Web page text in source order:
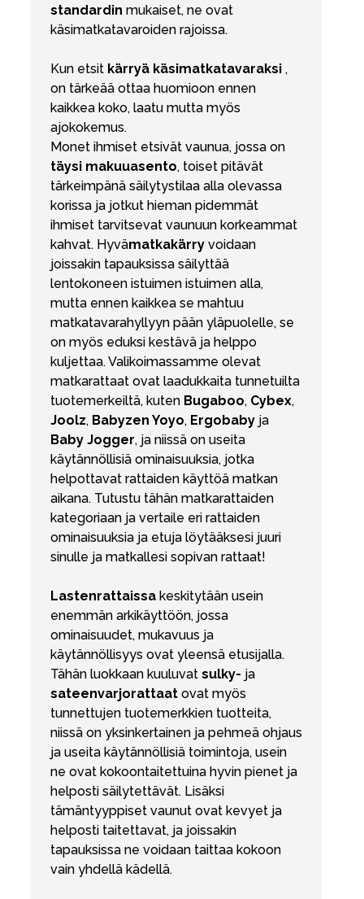
standardin mukaiset, ne ovat
käsimatkatavaroiden rajoissa.
Kun etsit kärryä käsimatkatavaraksi ,
on tärkeää ottaa huomioon ennen
kaikkea koko, laatu mutta myös
ajokokemus.
Monet ihmiset etsivät vaunua, jossa on
täysi makuuasento, toiset pitävät
tärkeimpänä säilytystilaa alla olevassa
korissa ja jotkut hieman pidemmät
ihmiset tarvitsevat vaunuun korkeammat
kahvat. Hyvämatkakärry voidaan
joissakin tapauksissa säilyttää
lentokoneen istuimen istuimen alla,
mutta ennen kaikkea se mahtuu
matkatavarahyllyyn pään yläpuolelle, se
on myös eduksi kestävä ja helppo
kuljettaa. Valikoimassamme olevat
matkarattaat ovat laadukkaita tunnetuilta
tuotemerkeiltä, kuten Bugaboo, Cybex,
Joolz, Babyzen Yoyo, Ergobaby ja
Baby Jogger, ja niissä on useita
käytännöllisiä ominaisuuksia, jotka
helpottavat rattaiden käyttöä matkan
aikana. Tutustu tähän matkarattaiden
kategoriaan ja vertaile eri rattaiden
ominaisuuksia ja etuja löytääksesi juuri
sinulle ja matkallesi sopivan rattaat!
Lastenrattaissa keskitytään usein
enemmän arkikäyttöön, jossa
ominaisuudet, mukavuus ja
käytännöllisyys ovat yleensä etusijalla.
Tähän luokkaan kuuluvat sulky- ja
sateenvarjorattaat ovat myös
tunnettujen tuotemerkkien tuotteita,
niissä on yksinkertainen ja pehmeä ohjaus
ja useita käytännöllisiä toimintoja, usein
ne ovat kokoontaitettuina hyvin pienet ja
helposti säilytettävät. Lisäksi
tämäntyyppiset vaunut ovat kevyet ja
helposti taitettavat, ja joissakin
tapauksissa ne voidaan taittaa kokoon
vain yhdellä kädellä.